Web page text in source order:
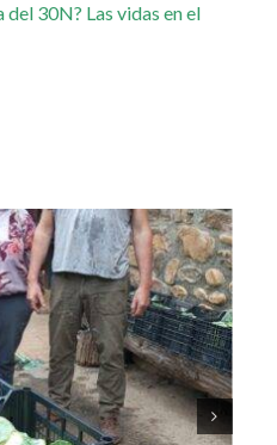
del 30N? Las vidas en el